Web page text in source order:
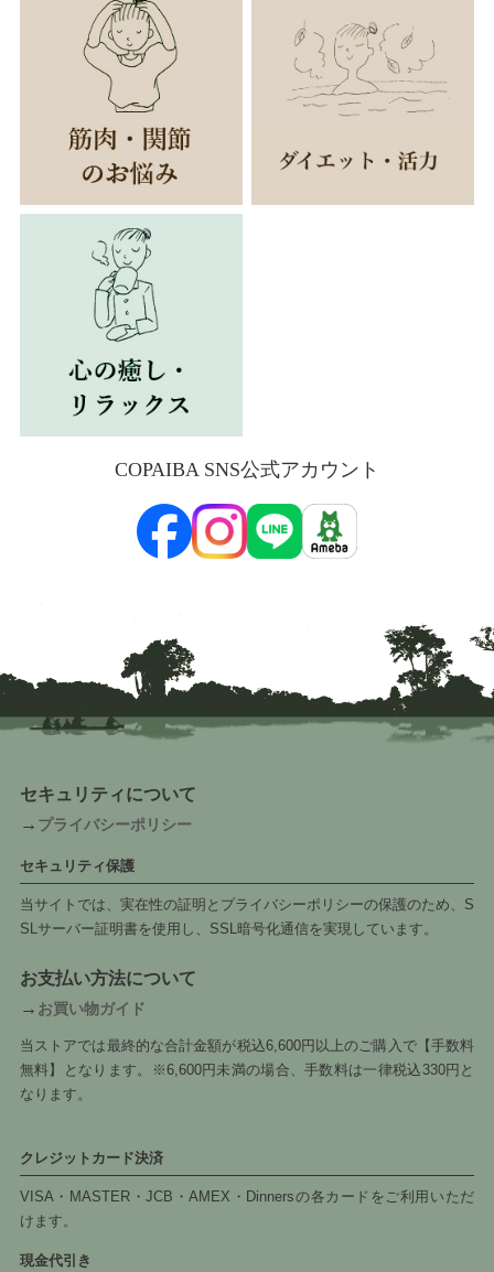
COPAIBA SNS公式アカウント
セキュリティについて
→ プライバシーポリシー
セキュリティ保護
当サイトでは、実在性の証明とプライバシーポリシーの保護のため、S
SLサーバー証明書を使用し、SSL暗号化通信を実現しています。
お支払い方法について
→ お買い物ガイド
当ストアでは最終的な合計金額が税込6,600円以上のご購入で【手数料
無料】となります。※6,600円未満の場合、手数料は一律税込330円と
なります。
クレジットカード決済
VISA・MASTER・JCB・AMEX・Dinnersの各カードをご利用いただ
けます。
現金代引き